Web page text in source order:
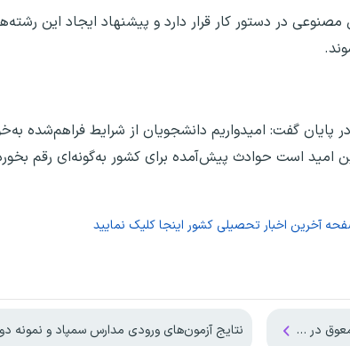
در دستور کار قرار دارد و پیشنهاد ایجاد این
گفت: امیدواریم دانشجویان از شرایط فراهم‌شده
است حوادث پیش‌آمده برای کشور به‌گونه‌ای رقم
آخرین اخبار تحصیلی کشور اینجا کلیک نمایید
کشور نتایج آزمون‌های ورودی مدارس سمپاد و نمونه دولتی